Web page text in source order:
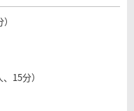
15分）